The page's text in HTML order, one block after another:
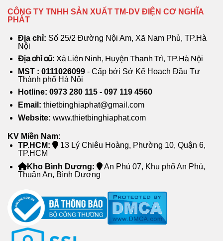
CÔNG TY TNHH SẢN XUẤT TM-DV ĐIỆN CƠ NGHĨA
PHÁT
Địa chỉ: Số 25/2 Đường Nội Am, Xã Nam Phù, TP.Hà
Nội
Địa chỉ cũ: Xã Liên Ninh, Huyện Thanh Trì, TP.Hà Nội
MST : 0111026099 - Cấp bởi Sở Kế Hoạch Đầu Tư
Thành phố Hà Nội
Hotline: 0973 280 115 - 097 119 4560
Email: thietbinghiaphat@gmail.com
Website: www.thietbinghiaphat.com
KV Miền Nam:
TP.HCM:
13 Lý Chiêu Hoàng, Phường 10, Quận 6,
TP.HCM
Kho Bình Dương:
An Phú 07, Khu phố An Phú,
Thuận An, Bình Dương